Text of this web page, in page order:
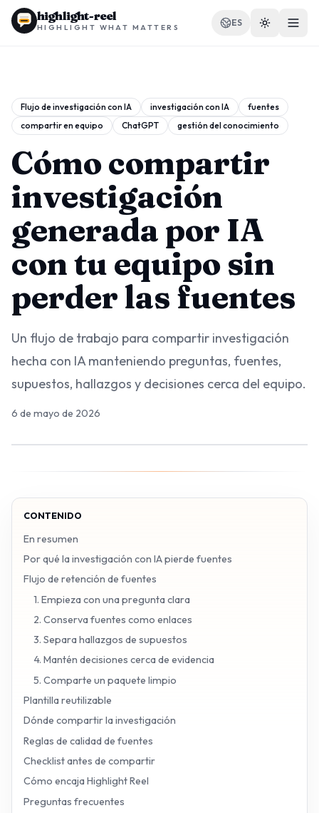
highlight-reel
HIGHLIGHT WHAT MATTERS ES
RECURSOS
Blog
Plantillas
Casos de uso
Extensión
Flujo de investigación con IA investigación con IA
fuentes
compartir en equipo
ChatGPT gestión del conocimiento
Cómo compartir
investigación
generada por IA
con tu equipo sin
perder las fuentes
Un flujo de trabajo para compartir investigación
hecha con IA manteniendo preguntas, fuentes,
supuestos, hallazgos y decisiones cerca del equipo.
6 de mayo de 2026
CONTENIDO
En resumen
Por qué la investigación con IA pierde fuentes
Flujo de retención de fuentes
1. Empieza con una pregunta clara
2. Conserva fuentes como enlaces
3. Separa hallazgos de supuestos
4. Mantén decisiones cerca de evidencia
5. Comparte un paquete limpio
Plantilla reutilizable
Dónde compartir la investigación
Reglas de calidad de fuentes
Checklist antes de compartir
Cómo encaja Highlight Reel
Preguntas frecuentes